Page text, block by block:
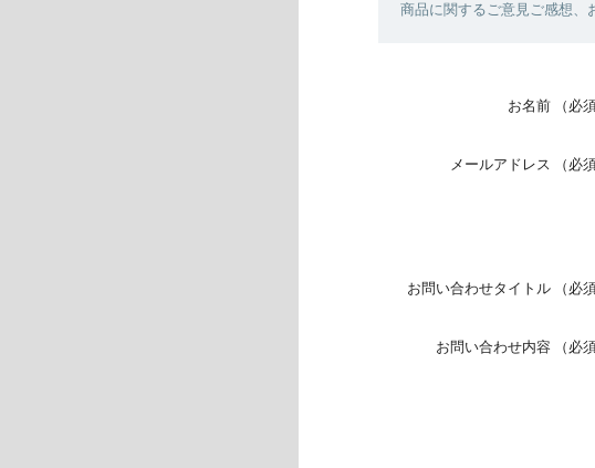
商品に関するご意見ご感想、
お名前 （必
メールアドレス （必
お問い合わせタイトル （必
お問い合わせ内容 （必